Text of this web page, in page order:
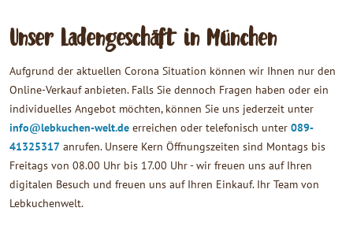
Unser Ladengeschäft in München
Aufgrund der aktuellen Corona Situation können wir Ihnen nur den
Online-Verkauf anbieten. Falls Sie dennoch Fragen haben oder ein
individuelles Angebot möchten, können Sie uns jederzeit unter
info@lebkuchen-welt.de erreichen oder telefonisch unter 089-
41325317 anrufen. Unsere Kern Öffnungszeiten sind Montags bis
Freitags von 08.00 Uhr bis 17.00 Uhr - wir freuen uns auf Ihren
digitalen Besuch und freuen uns auf Ihren Einkauf. Ihr Team von
Lebkuchenwelt.